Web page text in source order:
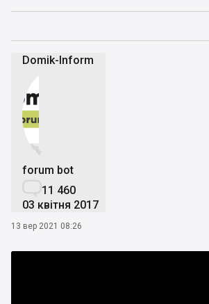
Domik-Inform


forum bot
11 460
03 квітня 2017
13 вер 2021 08:26